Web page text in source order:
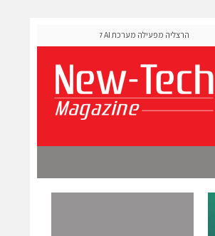
הרצליה מפעילה מערכת AI לניהול אדפטיבי של רמזורים